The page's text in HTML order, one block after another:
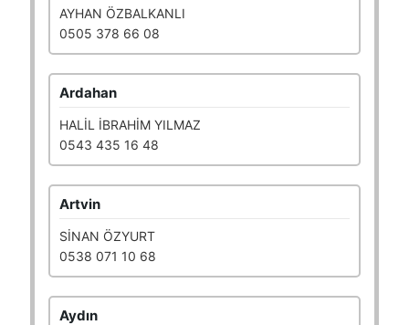
AYHAN ÖZBALKANLI
0505 378 66 08
Ardahan
HALİL İBRAHİM YILMAZ
0543 435 16 48
Artvin
SİNAN ÖZYURT
0538 071 10 68
Aydın